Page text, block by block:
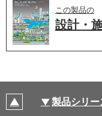
この製品の
設計・
製品シリ